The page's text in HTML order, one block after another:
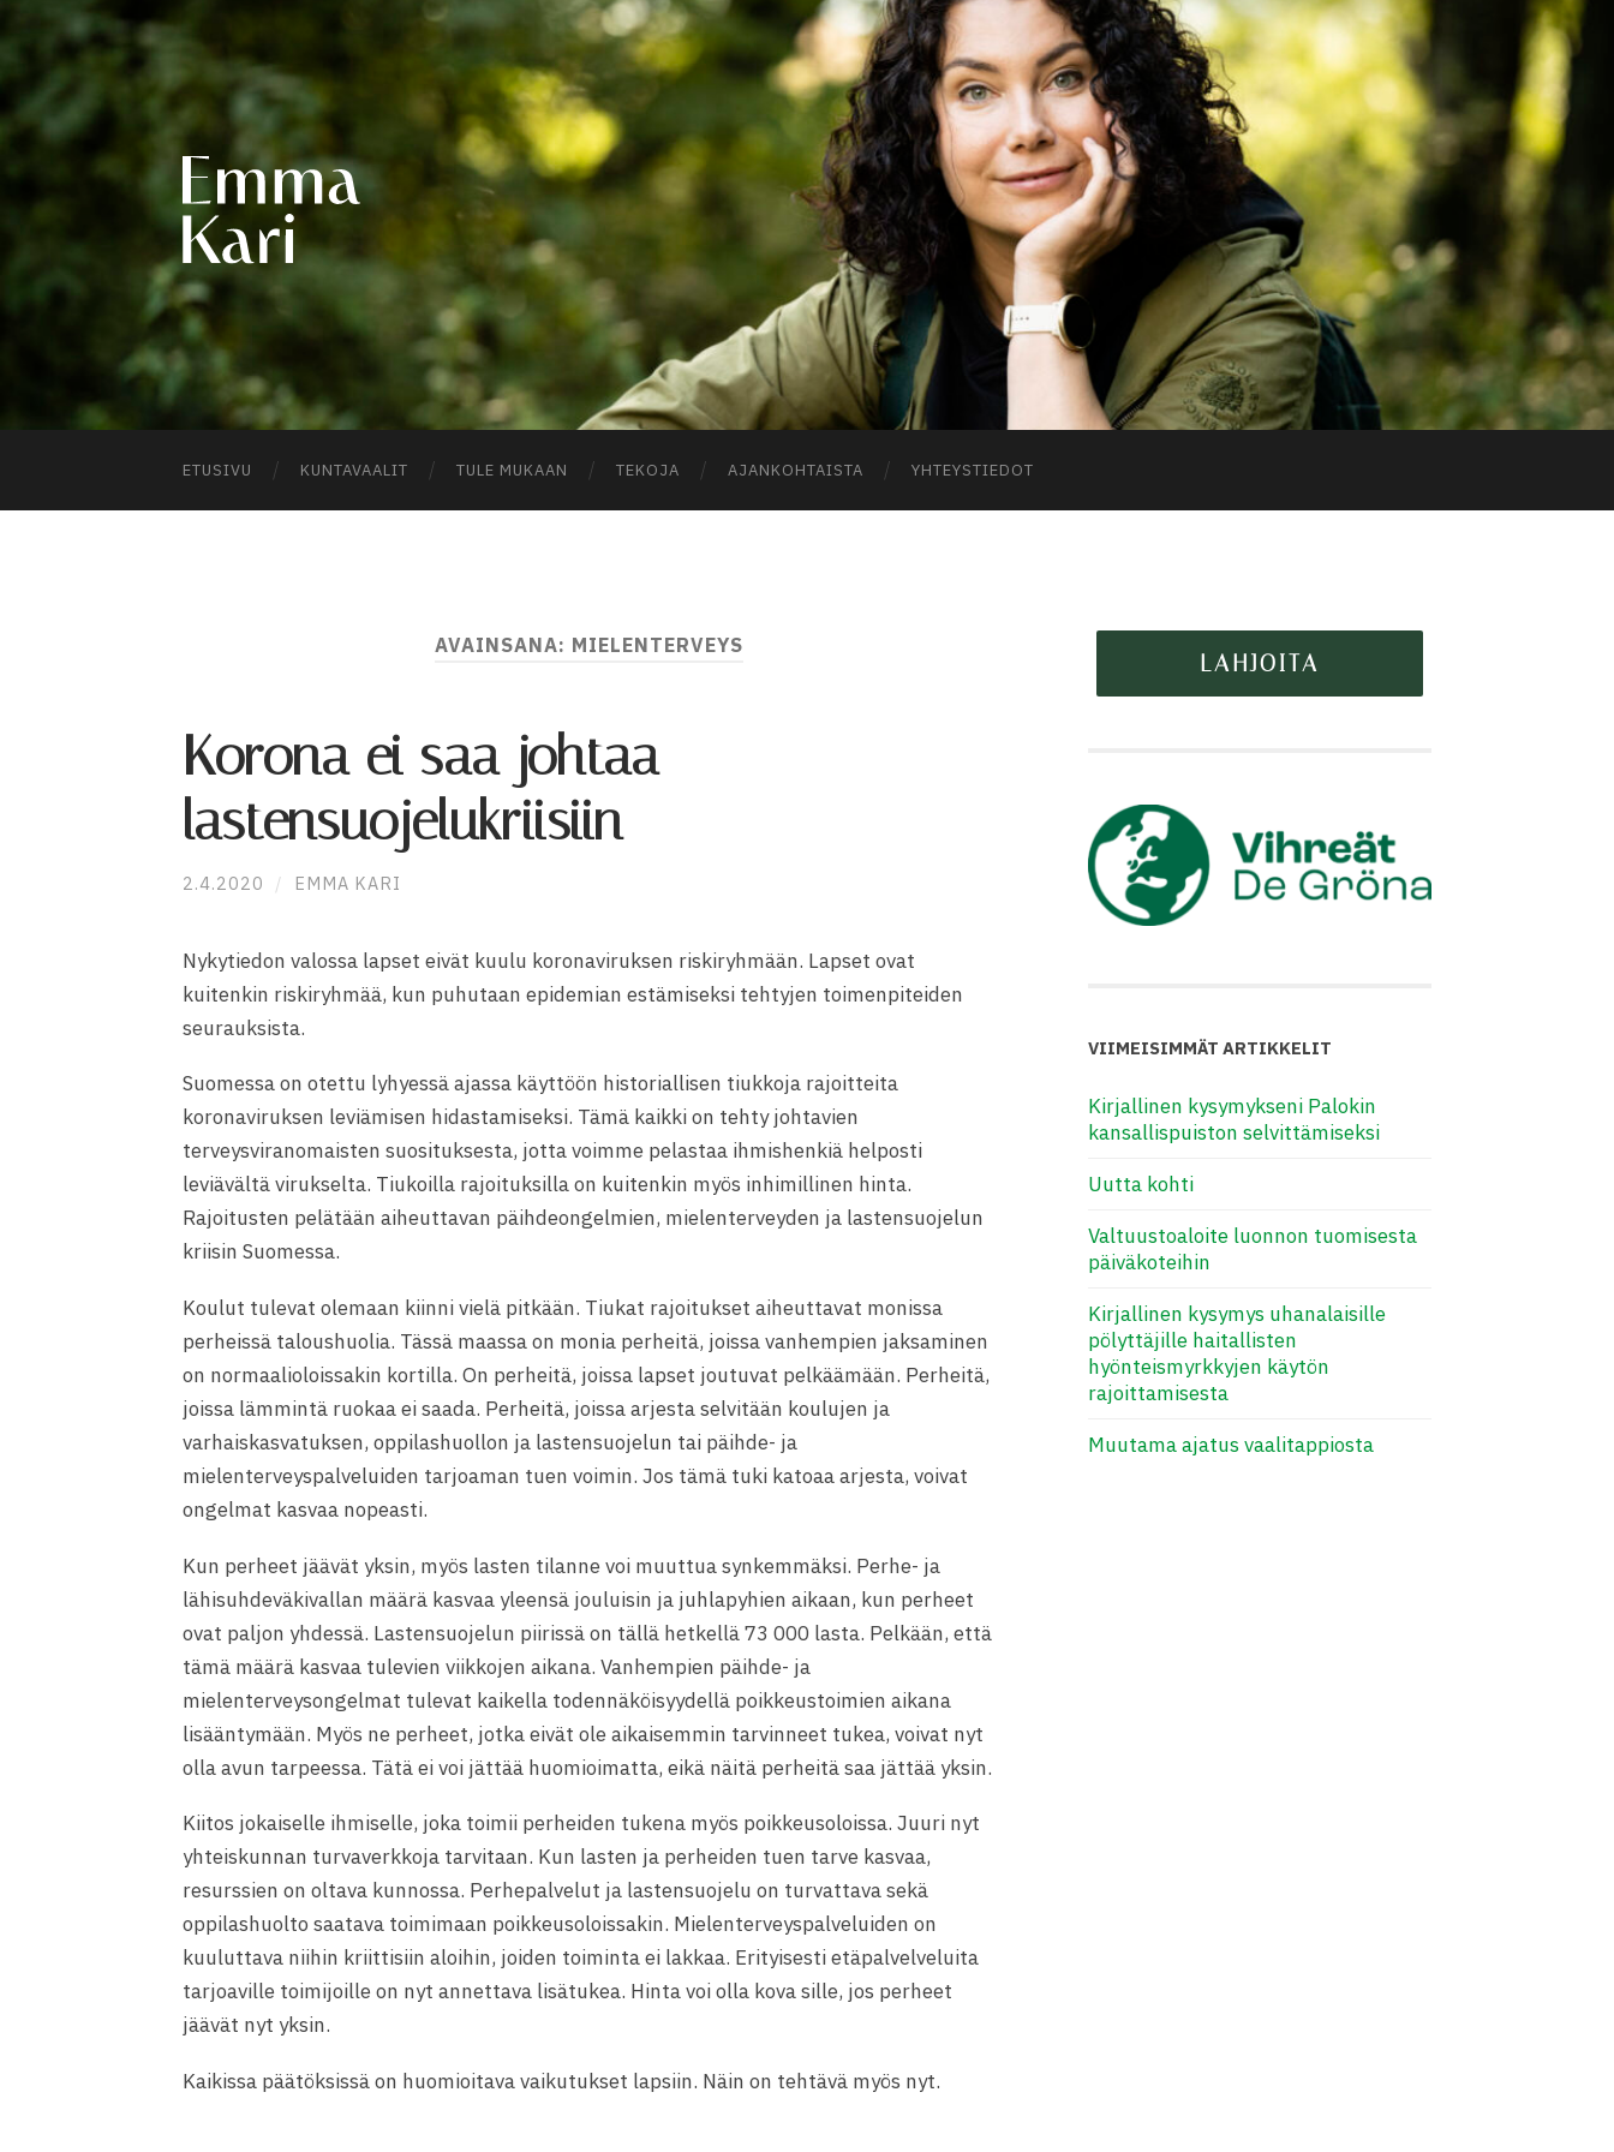
EMMA
KARI
ETUSIVU KUNTAVAALIT TULE MUKAAN TEKOJA AJANKOHTAISTA YHTEYSTIEDOT
AVAINSANA: MIELENTERVEYS
Korona ei saa johtaa
lastensuojelukriisiin
2.4.2020 / EMMA KARI
Nykytiedon valossa lapset eivät kuulu koronaviruksen riskiryhmään. Lapset ovat
kuitenkin riskiryhmää, kun puhutaan epidemian estämiseksi tehtyjen toimenpiteiden
seurauksista.
Suomessa on otettu lyhyessä ajassa käyttöön historiallisen tiukkoja rajoitteita
koronaviruksen leviämisen hidastamiseksi. Tämä kaikki on tehty johtavien
terveysviranomaisten suosituksesta, jotta voimme pelastaa ihmishenkiä helposti
leviävältä virukselta. Tiukoilla rajoituksilla on kuitenkin myös inhimillinen hinta.
Rajoitusten pelätään aiheuttavan päihdeongelmien, mielenterveyden ja lastensuojelun
kriisin Suomessa.
Koulut tulevat olemaan kiinni vielä pitkään. Tiukat rajoitukset aiheuttavat monissa
perheissä taloushuolia. Tässä maassa on monia perheitä, joissa vanhempien jaksaminen
on normaalioloissakin kortilla. On perheitä, joissa lapset joutuvat pelkäämään. Perheitä,
joissa lämmintä ruokaa ei saada. Perheitä, joissa arjesta selvitään koulujen ja
varhaiskasvatuksen, oppilashuollon ja lastensuojelun tai päihde- ja
mielenterveyspalveluiden tarjoaman tuen voimin. Jos tämä tuki katoaa arjesta, voivat
ongelmat kasvaa nopeasti.
Kun perheet jäävät yksin, myös lasten tilanne voi muuttua synkemmäksi. Perhe- ja
lähisuhdeväkivallan määrä kasvaa yleensä jouluisin ja juhlapyhien aikaan, kun perheet
ovat paljon yhdessä. Lastensuojelun piirissä on tällä hetkellä 73 000 lasta. Pelkään, että
tämä määrä kasvaa tulevien viikkojen aikana. Vanhempien päihde- ja
mielenterveysongelmat tulevat kaikella todennäköisyydellä poikkeustoimien aikana
lisääntymään. Myös ne perheet, jotka eivät ole aikaisemmin tarvinneet tukea, voivat nyt
olla avun tarpeessa. Tätä ei voi jättää huomioimatta, eikä näitä perheitä saa jättää yksin.
Kiitos jokaiselle ihmiselle, joka toimii perheiden tukena myös poikkeusoloissa. Juuri nyt
yhteiskunnan turvaverkkoja tarvitaan. Kun lasten ja perheiden tuen tarve kasvaa,
resurssien on oltava kunnossa. Perhepalvelut ja lastensuojelu on turvattava sekä
oppilashuolto saatava toimimaan poikkeusoloissakin. Mielenterveyspalveluiden on
kuuluttava niihin kriittisiin aloihin, joiden toiminta ei lakkaa. Erityisesti etäpalvelveluita
tarjoaville toimijoille on nyt annettava lisätukea. Hinta voi olla kova sille, jos perheet
jäävät nyt yksin.
Kaikissa päätöksissä on huomioitava vaikutukset lapsiin. Näin on tehtävä myös nyt.
VIIMEISIMMÄT ARTIKKELIT
Kirjallinen kysymykseni Palokin
kansallispuiston selvittämiseksi
Uutta kohti
Valtuustoaloite luonnon tuomisesta
päiväkoteihin
Kirjallinen kysymys uhanalaisille
pölyttäjille haitallisten
hyönteismyrkkyjen käytön
rajoittamisesta
Muutama ajatus vaalitappiosta